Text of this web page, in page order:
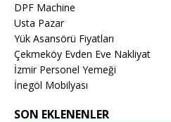
DPF Machine
Usta Pazar
Yük Asansörü Fiyatları
Çekmeköy Evden Eve Nakliyat
İzmir Personel Yemeği
İnegöl Mobilyası
SON EKLENENLER